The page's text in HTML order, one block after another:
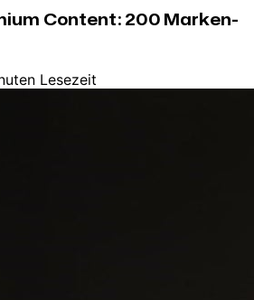
Content: 200 Marken-
Lesezeit